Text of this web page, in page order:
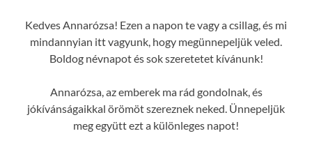
Kedves Annarózsa! Ezen a napon te vagy a csillag, és mi
mindannyian itt vagyunk, hogy megünnepeljük veled.
Boldog névnapot és sok szeretetet kívánunk!
Annarózsa, az emberek ma rád gondolnak, és
jókívánságaikkal örömöt szereznek neked. Ünnepeljük
meg együtt ezt a különleges napot!